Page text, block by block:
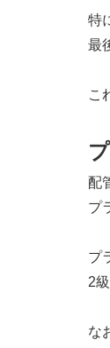
特
最
こ
配
プ
プ
2
な